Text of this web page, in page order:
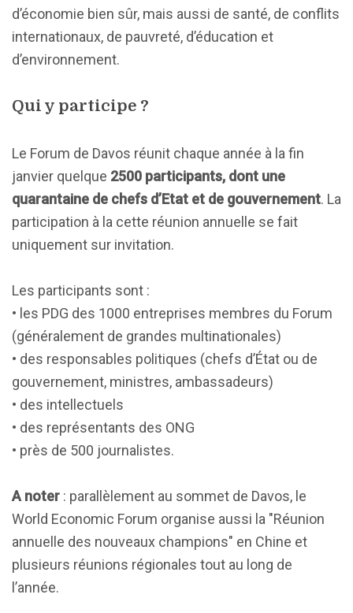
d’économie bien sûr, mais aussi de santé, de conflits
internationaux, de pauvreté, d’éducation et
d’environnement.
Qui y participe ?
Le Forum de Davos réunit chaque année à la fin
janvier quelque 2500 participants, dont une
quarantaine de chefs d’Etat et de gouvernement. La
participation à la cette réunion annuelle se fait
uniquement sur invitation.
Les participants sont :
• les PDG des 1000 entreprises membres du Forum
(généralement de grandes multinationales)
• des responsables politiques (chefs d’État ou de
gouvernement, ministres, ambassadeurs)
• des intellectuels
• des représentants des ONG
• près de 500 journalistes.
A noter : parallèlement au sommet de Davos, le
World Economic Forum organise aussi la "Réunion
annuelle des nouveaux champions" en Chine et
plusieurs réunions régionales tout au long de
l’année.